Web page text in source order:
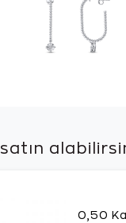
satın
0,50